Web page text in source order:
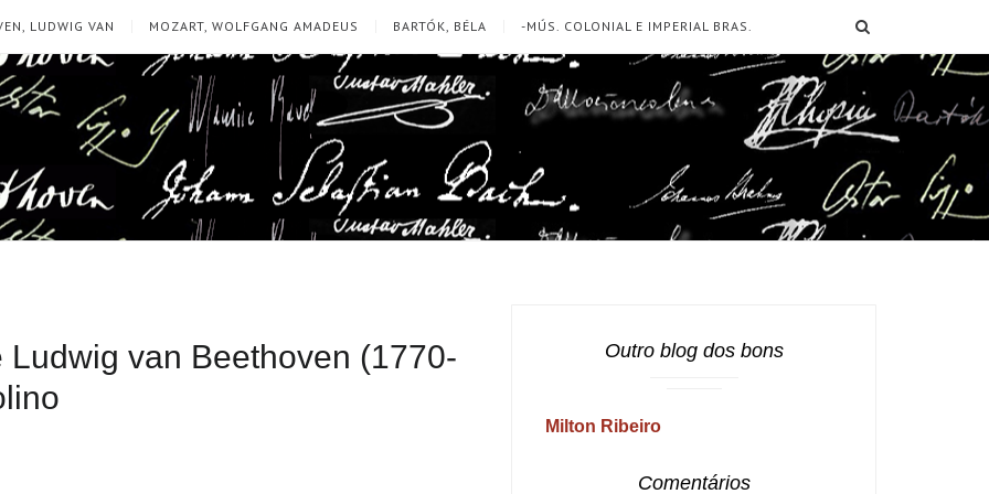
LUDWIG VAN MOZART, WOLFGANG AMADEUS BARTÓK, BÉLA -MÚS. COLONIAL E IMPERIAL BRAS.
van Beethoven (1770-
Outro blog dos bons
Milton Ribeiro
Comentários